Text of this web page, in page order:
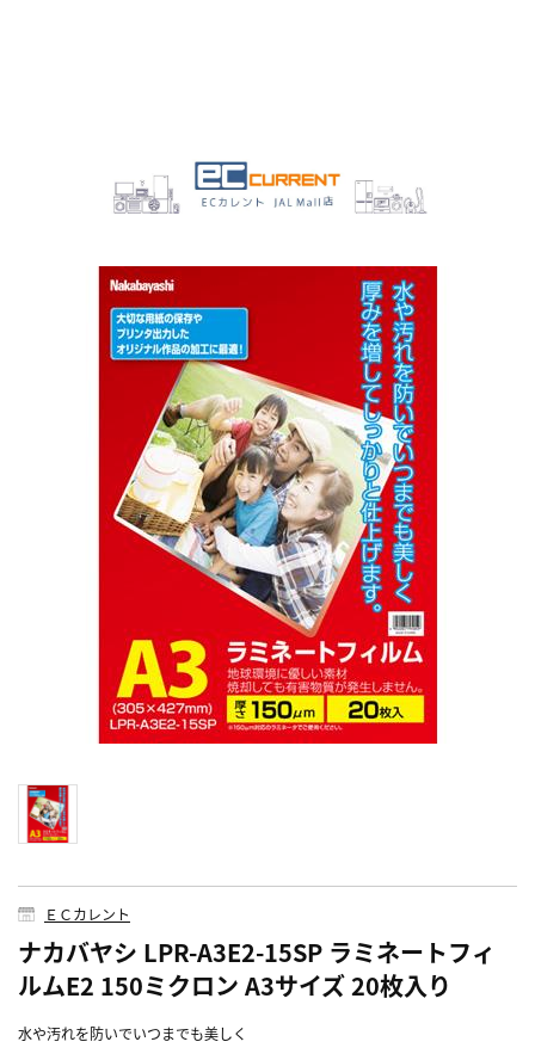
ＥＣカレント
ナカバヤシ LPR-A3E2-15SP ラミネートフィ
ルムE2 150ミクロン A3サイズ 20枚入り
水や汚れを防いでいつまでも美しく